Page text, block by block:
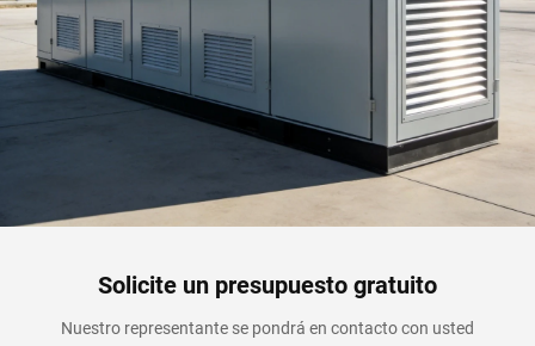
Solicite un presupuesto gratuito
Nuestro representante se pondrá en contacto con usted